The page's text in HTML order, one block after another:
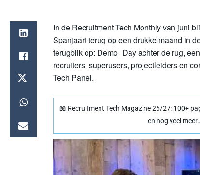
In de Recruitment Tech Monthly van juni
Spanjaart terug op een drukke maand in
terugblik op: Demo_Day achter de rug,
recruiters, superusers, projectleiders en
Tech Panel.
📖 Recruitment Tech Magazine 26/27: 100+
en nog veel